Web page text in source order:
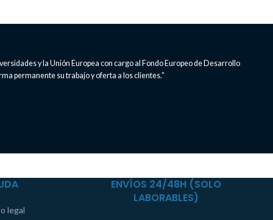
y la Unión Europea con cargo al Fondo Europeo de Desarrollo
permanente su trabajo y oferta a los clientes.”
legal
ENVÍOS 24/48H (SOLO
LABORABLES)